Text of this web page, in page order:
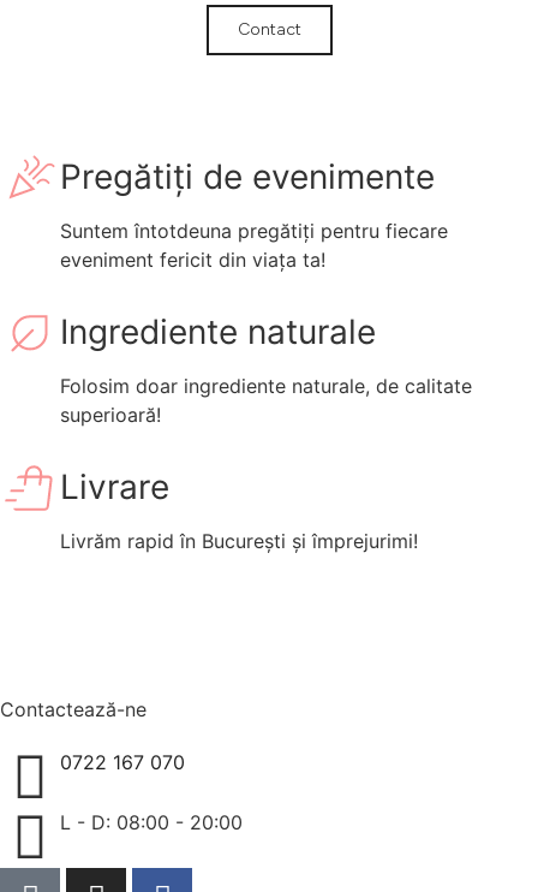
Contact
Pregătiți de evenimente
Suntem întotdeuna pregătiți pentru fiecare
eveniment fericit din viața ta!
Ingrediente naturale
Folosim doar ingrediente naturale, de calitate
superioară!
Livrare
Livrăm rapid în București și împrejurimi!
Contactează-ne
0722 167 070
L - D: 08:00 - 20:00